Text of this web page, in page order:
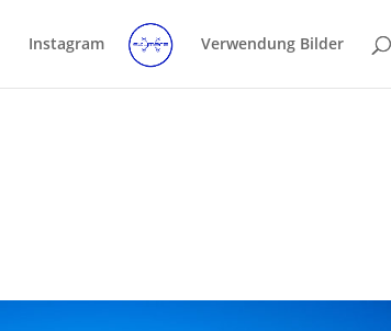
Instagram Verwendung Bilder